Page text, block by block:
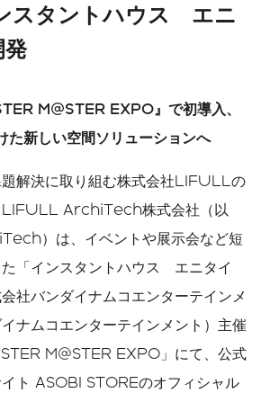
English
スタントハウス エニ
発
M@STER EXPO』で初導入、
た新しい空間ソリューションへ
解決に取り組む株式会社LIFULLの
LIFULL ArchiTech株式会社（以
）は、イベントや展示会など短
「インスタントハウス エニタイ
社バンダイナムコエンターテインメ
ナムコエンターテインメント）主催
M@STER EXPO」にて、公式
ト ASOBI STOREのオフィシャル